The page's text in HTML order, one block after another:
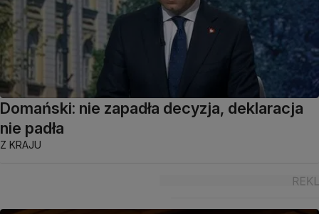
Domański: nie zapadła decyzja, deklaracja
nie padła
Z KRAJU